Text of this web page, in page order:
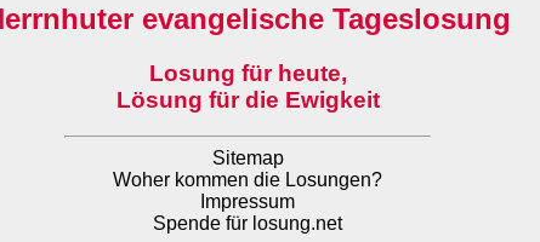
evangelische Tageslosung
Losung für heute,
Lösung für die Ewigkeit
Sitemap
Woher kommen die Losungen?
Impressum
Spende für losung.net